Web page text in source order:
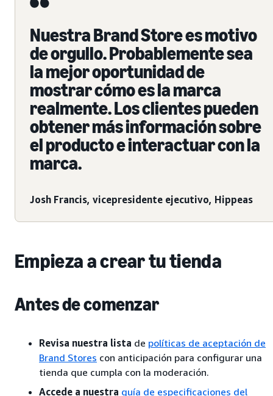
Nuestra Brand Store es motivo
de orgullo. Probablemente sea
la mejor oportunidad de
mostrar cómo es la marca
realmente. Los clientes pueden
obtener más información sobre
el producto e interactuar con la
marca.
Josh Francis, vicepresidente ejecutivo, Hippeas
Empieza a crear tu tienda
Antes de comenzar
Revisa nuestra lista de políticas de aceptación de
Brand Stores con anticipación para configurar una
tienda que cumpla con la moderación.
Accede a nuestra guía de especificaciones del